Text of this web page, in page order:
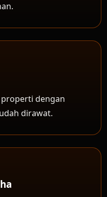
dengan
dirawat.